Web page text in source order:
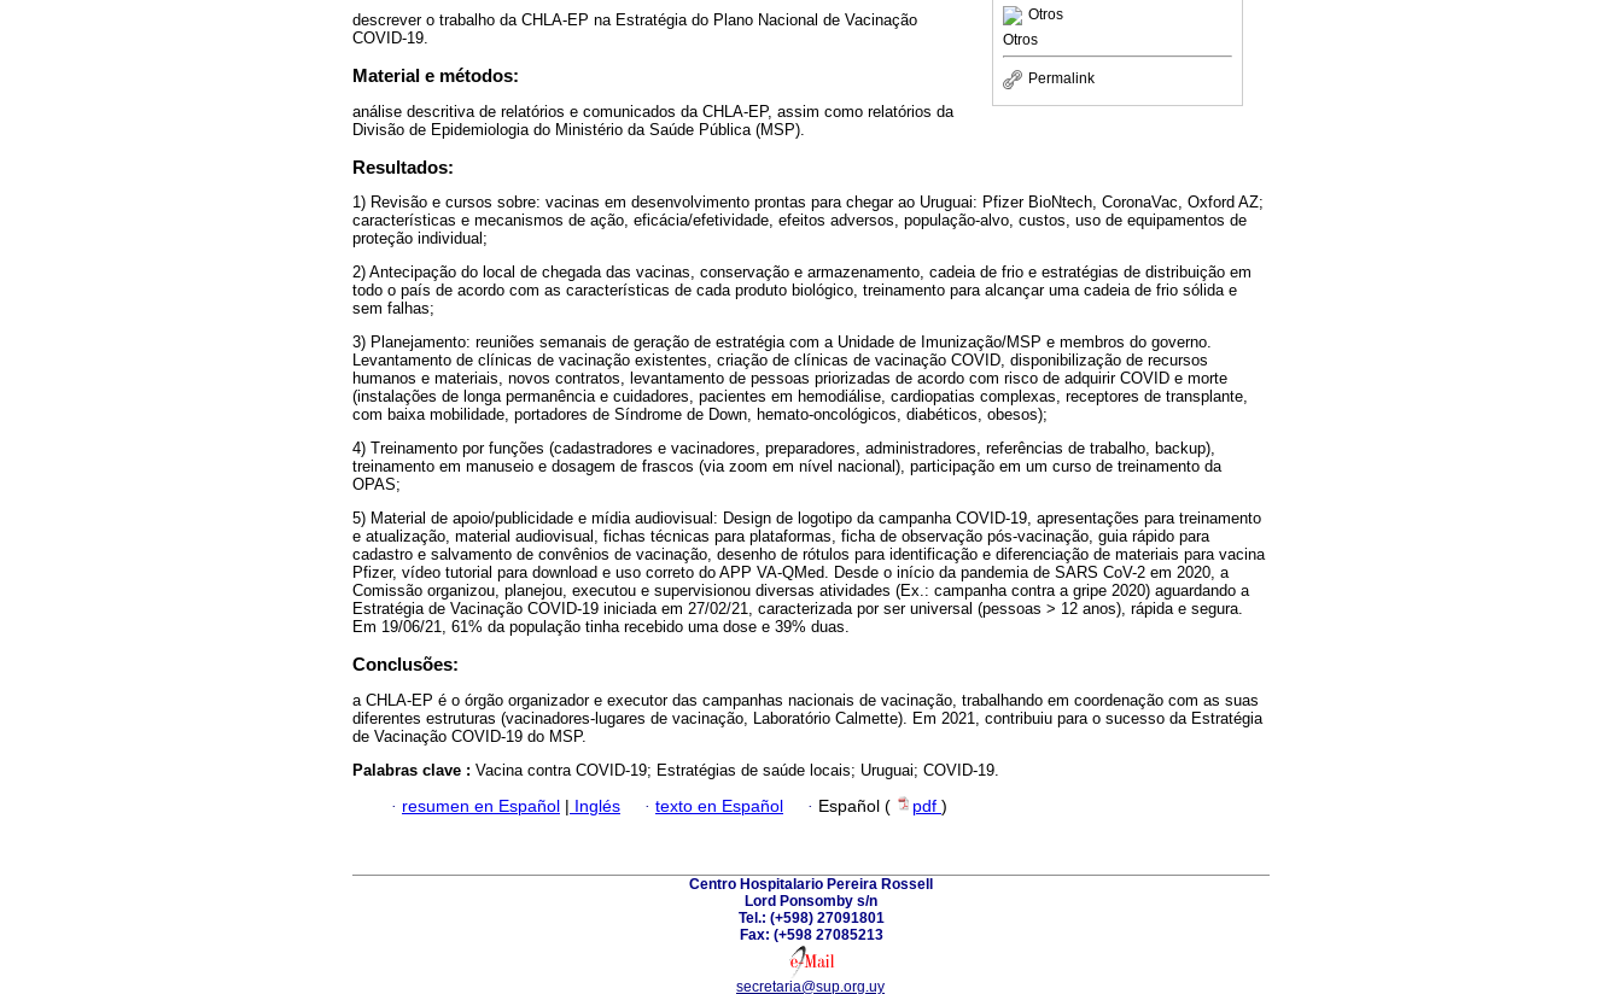
Otros
Otros
Permalink
descrever o trabalho da CHLA-EP na Estratégia do Plano Nacional de Vacinação
COVID-19.
Material e métodos:
análise descritiva de relatórios e comunicados da CHLA-EP, assim como relatórios da
Divisão de Epidemiologia do Ministério da Saúde Pública (MSP).
Resultados:
1) Revisão e cursos sobre: vacinas em desenvolvimento prontas para chegar ao Uruguai: Pfizer BioNtech, CoronaVac, Oxford AZ;
características e mecanismos de ação, eficácia/efetividade, efeitos adversos, população-alvo, custos, uso de equipamentos de
proteção individual;
2) Antecipação do local de chegada das vacinas, conservação e armazenamento, cadeia de frio e estratégias de distribuição em
todo o país de acordo com as características de cada produto biológico, treinamento para alcançar uma cadeia de frio sólida e
sem falhas;
3) Planejamento: reuniões semanais de geração de estratégia com a Unidade de Imunização/MSP e membros do governo.
Levantamento de clínicas de vacinação existentes, criação de clínicas de vacinação COVID, disponibilização de recursos
humanos e materiais, novos contratos, levantamento de pessoas priorizadas de acordo com risco de adquirir COVID e morte
(instalações de longa permanência e cuidadores, pacientes em hemodiálise, cardiopatias complexas, receptores de transplante,
com baixa mobilidade, portadores de Síndrome de Down, hemato-oncológicos, diabéticos, obesos);
4) Treinamento por funções (cadastradores e vacinadores, preparadores, administradores, referências de trabalho, backup),
treinamento em manuseio e dosagem de frascos (via zoom em nível nacional), participação em um curso de treinamento da
OPAS;
5) Material de apoio/publicidade e mídia audiovisual: Design de logotipo da campanha COVID-19, apresentações para treinamento
e atualização, material audiovisual, fichas técnicas para plataformas, ficha de observação pós-vacinação, guia rápido para
cadastro e salvamento de convênios de vacinação, desenho de rótulos para identificação e diferenciação de materiais para vacina
Pfizer, vídeo tutorial para download e uso correto do APP VA-QMed. Desde o início da pandemia de SARS CoV-2 em 2020, a
Comissão organizou, planejou, executou e supervisionou diversas atividades (Ex.: campanha contra a gripe 2020) aguardando a
Estratégia de Vacinação COVID-19 iniciada em 27/02/21, caracterizada por ser universal (pessoas > 12 anos), rápida e segura.
Em 19/06/21, 61% da população tinha recebido uma dose e 39% duas.
Conclusões:
a CHLA-EP é o órgão organizador e executor das campanhas nacionais de vacinação, trabalhando em coordenação com as suas
diferentes estruturas (vacinadores-lugares de vacinação, Laboratório Calmette). Em 2021, contribuiu para o sucesso da Estratégia
de Vacinação COVID-19 do MSP.
Palabras clave : Vacina contra COVID-19; Estratégias de saúde locais; Uruguai; COVID-19.
· resumen en Español Inglés · texto en Español · Español ( pdf )
Centro Hospitalario Pereira Rossell
Lord Ponsomby s/n
Tel.: (+598) 27091801
Fax: (+598 27085213
secretaria@sup.org.uy